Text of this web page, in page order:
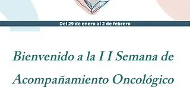
Bienvenido a la I I Semana de
Acompañamiento Oncológico